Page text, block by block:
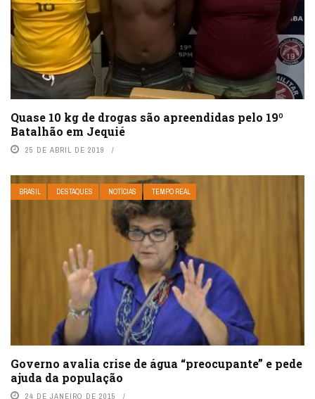
Quase 10 kg de drogas são apreendidas pelo 19º
Batalhão em Jequié
25 DE ABRIL DE 2019
BRASIL DESTAQUES NOTÍCIAS TEMPO REAL
Governo avalia crise de água “preocupante” e pede
ajuda da população
24 DE JANEIRO DE 2015